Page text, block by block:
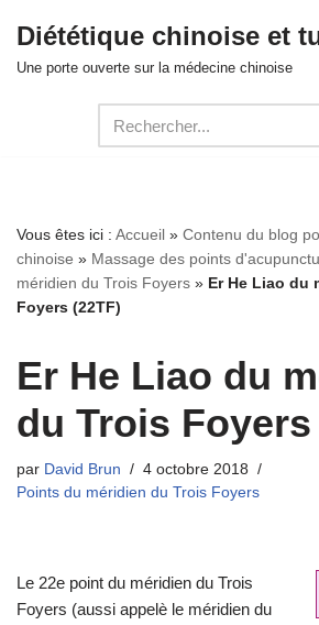
Aller
Diététique chinoise et
Une porte ouverte sur la médecine chinoise
Vous êtes ici : Accueil » Contenu du blog
chinoise » Massage des points
méridien du Trois Foyers » Er He Liao du
Foyers (22TF)
Er He Liao du
du Trois Foyers
par David Brun
4 octobre 2018
Points du méridien du Trois Foyers
Le 22e point du méridien du Trois
Foyers (aussi appelè le méridien du